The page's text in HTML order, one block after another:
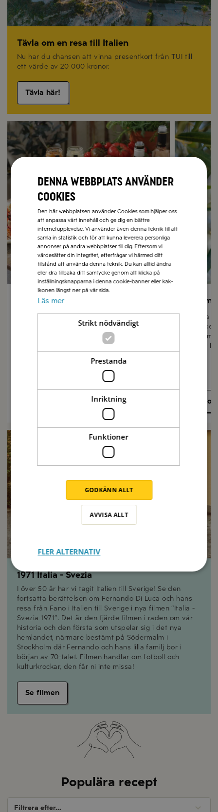
Tävla om en resa till Italien
Nu har du chansen att vinna presentkort från TUI till
ett värde av 20 000 kronor.
Tävla här!
Recept på sommarmat
Sommarmat
I vår receptbank hittar du hundratals
recept med italienska smaker och
medelhavsmat till sommarens grillat,
picknick och lättlagat till långa sköna lata
Recept på sommarmat
Olivolja
Låt
Olivolja
finns i
passar
1971 Italia - Svezia
I över 50 år har vi tagit Italien till Sverige! Se den
fortsatta berättelsen om Fernando Di Luca och hans
resa från Fano i Italien till Sverige i nya filmen “Italia -
Svezia 1971”. Det är den fjärde filmen i raden om vår
historia och den första som utspelar sig i det nya
hemlandet, närmare bestämt på Södermalm i
Stockholm där Fernando och hans lilla familj bor i
början av 70-talet. Filmen handlar om fotboll och
kulturkrockar, den får ni inte missa!
Se filmen
Populära recept
Filtrera efter...
Denna webbplats använder
cookies
Den här webbplatsen använder Cookies som hjälper oss
att anpassa vårt innehåll och ge dig en bättre
internetupplevelse. Vi använder även denna teknik till att
samla in statistik och för att kunna leverera personliga
annonser på andra webbplatser till dig. Eftersom vi
värdesätter din integritet, efterfrågar vi härmed ditt
tillstånd att använda denna teknik. Du kan alltid ändra
eller dra tillbaka ditt samtycke genom att klicka på
inställningsknapparna i denna cookie-banner eller kak-
ikonen längst ner på vår sida.
Läs mer
Strikt nödvändigt
Prestanda
Inriktning
Funktioner
GODKÄNN ALLT
AVVISA ALLT
FLER ALTERNATIV